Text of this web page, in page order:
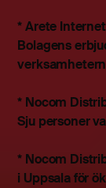
* Arete
Bolagens
* Nocom
Sju personer
* Nocom
i Uppsala för